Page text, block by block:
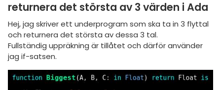
returnera det största av 3 värden i Ada
Hej, jag skriver ett underprogram som ska ta in 3 flyttal
och returnera det största av dessa 3 tal.
Fullständig uppräkning är tillåtet och därför använder
jag if-satsen.
C#
Python
HTML/CSS
språk